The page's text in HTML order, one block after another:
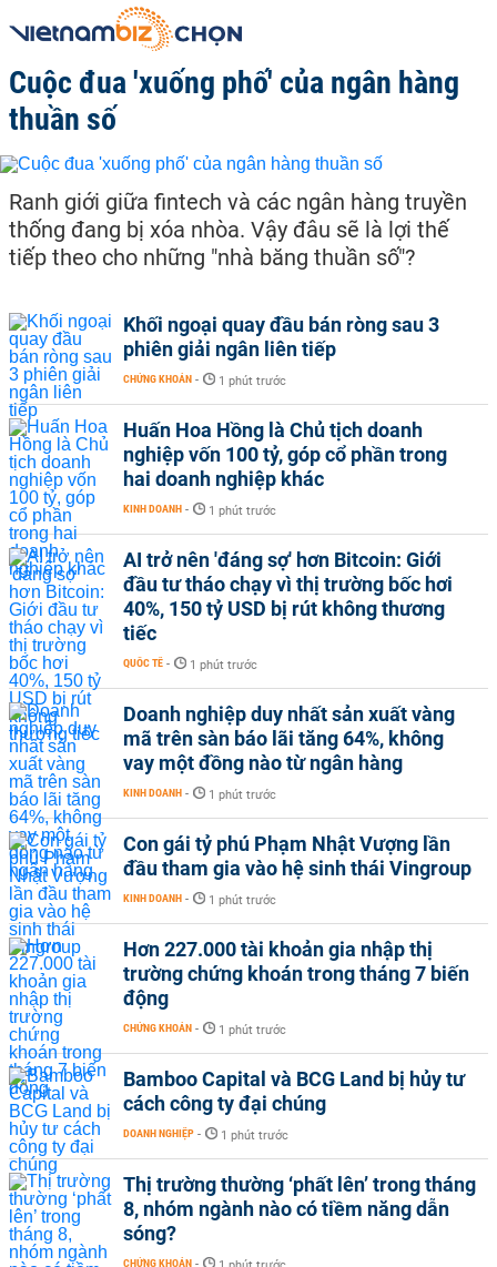
Cuộc đua 'xuống phố' của ngân hàng
thuần số
Ranh giới giữa fintech và các ngân hàng truyền
thống đang bị xóa nhòa. Vậy đâu sẽ là lợi thế
tiếp theo cho những "nhà băng thuần số"?
Khối ngoại quay đầu bán ròng sau 3
phiên giải ngân liên tiếp
CHỨNG KHOÁN - 1 phút trước
Huấn Hoa Hồng là Chủ tịch doanh
nghiệp vốn 100 tỷ, góp cổ phần trong
hai doanh nghiệp khác
KINH DOANH - 1 phút trước
AI trở nên 'đáng sợ' hơn Bitcoin: Giới
đầu tư tháo chạy vì thị trường bốc hơi
40%, 150 tỷ USD bị rút không thương
tiếc
QUỐC TẾ - 1 phút trước
Doanh nghiệp duy nhất sản xuất vàng
mã trên sàn báo lãi tăng 64%, không
vay một đồng nào từ ngân hàng
KINH DOANH - 1 phút trước
Con gái tỷ phú Phạm Nhật Vượng lần
đầu tham gia vào hệ sinh thái Vingroup
KINH DOANH - 1 phút trước
Hơn 227.000 tài khoản gia nhập thị
trường chứng khoán trong tháng 7 biến
động
CHỨNG KHOÁN - 1 phút trước
Bamboo Capital và BCG Land bị hủy tư
cách công ty đại chúng
DOANH NGHIỆP - 1 phút trước
Thị trường thường ‘phất lên’ trong tháng
8, nhóm ngành nào có tiềm năng dẫn
sóng?
CHỨNG KHOÁN -